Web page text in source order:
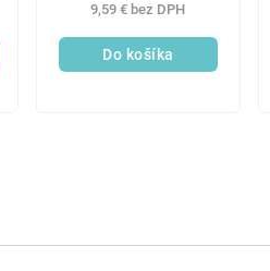
9,59 € bez DPH
Do košíka